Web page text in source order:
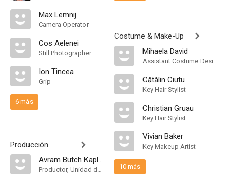
Max Lemnij
Camera Operator
Cos Aelenei
Still Photographer
Ion Tincea
Grip
6 más
Producción
Avram Butch Kaplan
Productor, Unidad de Producción
Costume & Make-Up
Mihaela David
Assistant Costume Designer
Cătălin Ciutu
Key Hair Stylist
Christian Gruau
Key Hair Stylist
Vivian Baker
Key Makeup Artist
10 más